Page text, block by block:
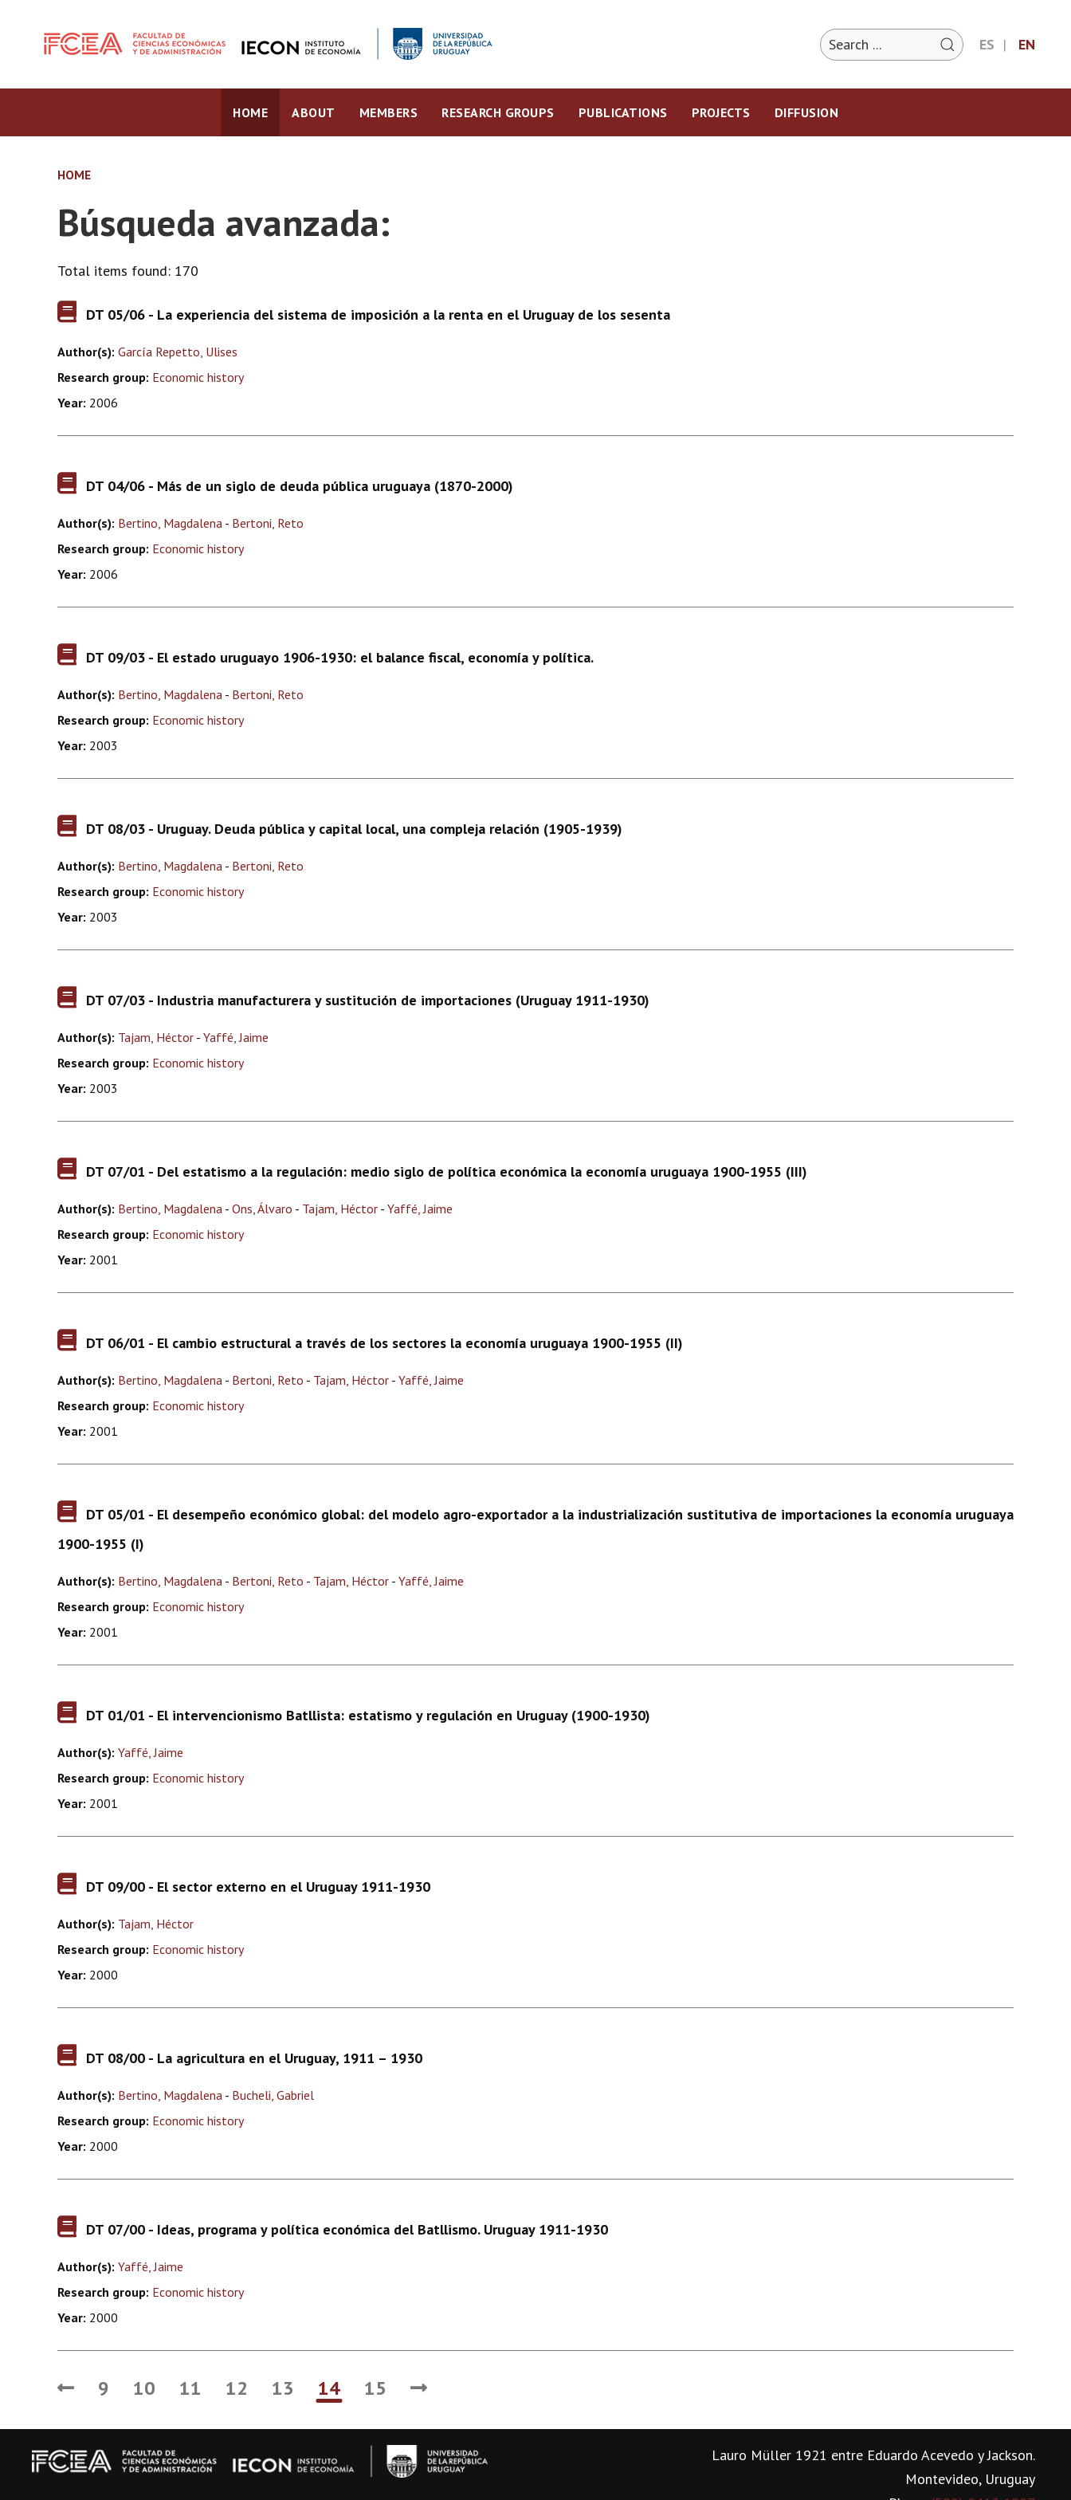
ES EN
HOME ABOUT MEMBERS RESEARCH GROUPS PUBLICATIONS PROJECTS DIFFUSION
HOME
Búsqueda avanzada:
Total items found: 170
DT 05/06 - La experiencia del sistema de imposición a la renta en el Uruguay de los sesenta
Author(s): García Repetto, Ulises
Research group: Economic history
Year: 2006
DT 04/06 - Más de un siglo de deuda pública uruguaya (1870-2000)
Author(s): Bertino, Magdalena - Bertoni, Reto
Research group: Economic history
Year: 2006
DT 09/03 - El estado uruguayo 1906-1930: el balance fiscal, economía y política.
Author(s): Bertino, Magdalena - Bertoni, Reto
Research group: Economic history
Year: 2003
DT 08/03 - Uruguay. Deuda pública y capital local, una compleja relación (1905-1939)
Author(s): Bertino, Magdalena - Bertoni, Reto
Research group: Economic history
Year: 2003
DT 07/03 - Industria manufacturera y sustitución de importaciones (Uruguay 1911-1930)
Author(s): Tajam, Héctor - Yaffé, Jaime
Research group: Economic history
Year: 2003
DT 07/01 - Del estatismo a la regulación: medio siglo de política económica la economía uruguaya 1900-1955 (III)
Author(s): Bertino, Magdalena - Ons, Álvaro - Tajam, Héctor - Yaffé, Jaime
Research group: Economic history
Year: 2001
DT 06/01 - El cambio estructural a través de los sectores la economía uruguaya 1900-1955 (II)
Author(s): Bertino, Magdalena - Bertoni, Reto - Tajam, Héctor - Yaffé, Jaime
Research group: Economic history
Year: 2001
DT 05/01 - El desempeño económico global: del modelo agro-exportador a la industrialización sustitutiva de importaciones la economía uruguaya
1900-1955 (I)
Author(s): Bertino, Magdalena - Bertoni, Reto - Tajam, Héctor - Yaffé, Jaime
Research group: Economic history
Year: 2001
DT 01/01 - El intervencionismo Batllista: estatismo y regulación en Uruguay (1900-1930)
Author(s): Yaffé, Jaime
Research group: Economic history
Year: 2001
DT 09/00 - El sector externo en el Uruguay 1911-1930
Author(s): Tajam, Héctor
Research group: Economic history
Year: 2000
DT 08/00 - La agricultura en el Uruguay, 1911 – 1930
Author(s): Bertino, Magdalena - Bucheli, Gabriel
Research group: Economic history
Year: 2000
DT 07/00 - Ideas, programa y política económica del Batllismo. Uruguay 1911-1930
Author(s): Yaffé, Jaime
Research group: Economic history
Year: 2000
9 10 11 12 13 14 15
Lauro Müller 1921 entre Eduardo Acevedo y Jackson.
Montevideo, Uruguay